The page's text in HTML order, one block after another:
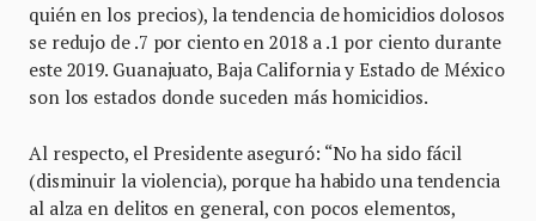
quién en los precios), la tendencia de homicidios dolosos
se redujo de .7 por ciento en 2018 a .1 por ciento durante
este 2019. Guanajuato, Baja California y Estado de México
son los estados donde suceden más homicidios.
Al respecto, el Presidente aseguró: “No ha sido fácil
(disminuir la violencia), porque ha habido una tendencia
al alza en delitos en general, con pocos elementos,